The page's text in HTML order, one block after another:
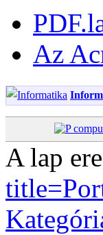
Az
A lap